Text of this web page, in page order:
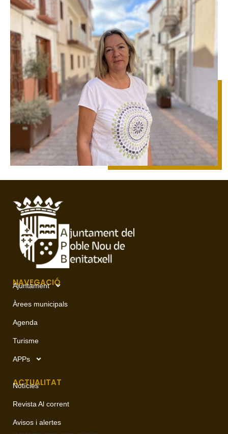
NAVEGACIÓ
Ajuntament
Àrees municipals
Agenda
Turisme
APPs
ACTUALITAT
Notícies
Revista Al corrent
Avisos i alertes